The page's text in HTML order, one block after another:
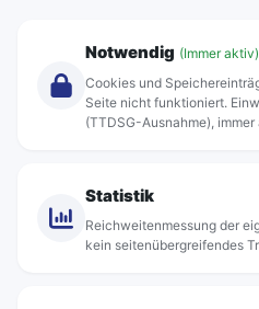
Über Rebus
Standorte
Notwendig (Immer aktiv)
Cookies und
Seite nicht funktioniert.
(TTDSG-Ausnahme),
Statistik
Reichweitenmessung der
kein seitenübergreifendes